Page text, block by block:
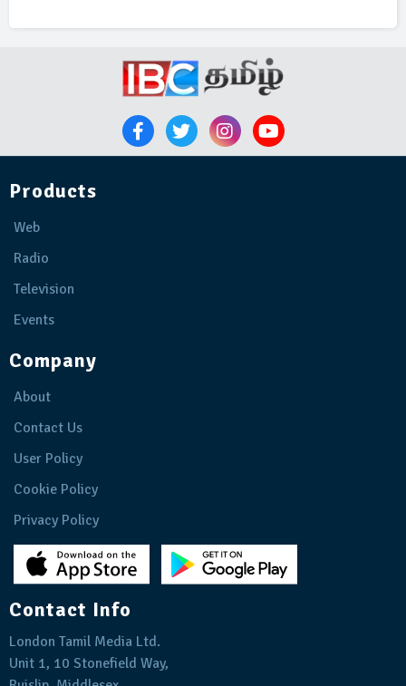
Products
Web
Radio
Television
Events
Company
About
Contact Us
User Policy
Cookie Policy
Privacy Policy
Contact Info
London Tamil Media Ltd.
Unit 1, 10 Stonefield Way,